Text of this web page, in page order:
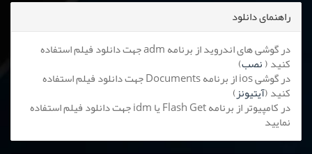
راهنمای دانلود
در گوشی های اندروید از برنامه adm جهت دانلود فیلم استفاده
کنید (نصب)
در گوشی ios از برنامه Documents جهت دانلود فیلم استفاده
کنید (آیتیونز)
در کامپیوتر از برنامه Flash Get یا idm جهت دانلود فیلم استفاده
نمایید